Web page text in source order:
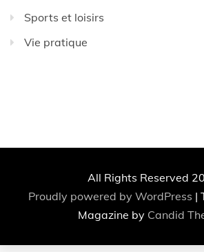
Sports et loisirs
Vie pratique
All Rights Reserved
Proudly powered by WordPress |
Magazine by Candid